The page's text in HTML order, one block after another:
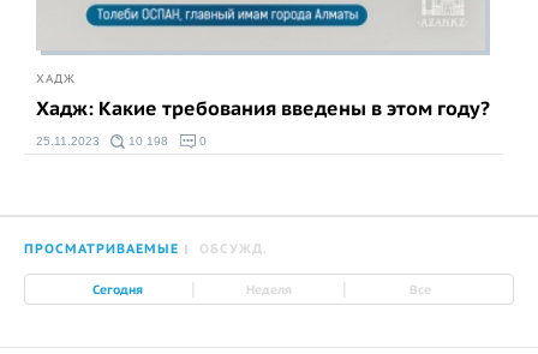
ХАДЖ
Хадж: Какие требования введены в этом году?
25.11.2023 10 198 0
ПРОСМАТРИВАЕМЫЕ ОБСУЖД.
Сегодня Неделя Все